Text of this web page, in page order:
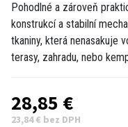
Pohodlné a zároveň
konstrukcí a stabilní
tkaniny, která nenasakuje
terasy, zahradu, nebo
28,85 €
23,84 € bez DPH